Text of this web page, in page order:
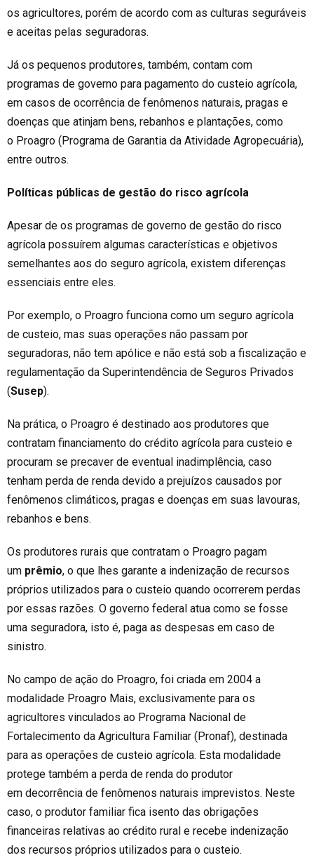
os agricultores, porém de acordo com as culturas seguráveis
e aceitas pelas seguradoras.
Já os pequenos produtores, também, contam com
programas de governo para pagamento do custeio agrícola,
em casos de ocorrência de fenômenos naturais, pragas e
doenças que atinjam bens, rebanhos e plantações, como
o Proagro (Programa de Garantia da Atividade Agropecuária),
entre outros.
Políticas públicas de gestão do risco agrícola
Apesar de os programas de governo de gestão do risco
agrícola possuírem algumas características e objetivos
semelhantes aos do seguro agrícola, existem diferenças
essenciais entre eles.
Por exemplo, o Proagro funciona como um seguro agrícola
de custeio, mas suas operações não passam por
seguradoras, não tem apólice e não está sob a fiscalização e
regulamentação da Superintendência de Seguros Privados
(Susep).
Na prática, o Proagro é destinado aos produtores que
contratam financiamento do crédito agrícola para custeio e
procuram se precaver de eventual inadimplência, caso
tenham perda de renda devido a prejuízos causados por
fenômenos climáticos, pragas e doenças em suas lavouras,
rebanhos e bens.
Os produtores rurais que contratam o Proagro pagam
um prêmio, o que lhes garante a indenização de recursos
próprios utilizados para o custeio quando ocorrerem perdas
por essas razões. O governo federal atua como se fosse
uma seguradora, isto é, paga as despesas em caso de
sinistro.
No campo de ação do Proagro, foi criada em 2004 a
modalidade Proagro Mais, exclusivamente para os
agricultores vinculados ao Programa Nacional de
Fortalecimento da Agricultura Familiar (Pronaf), destinada
para as operações de custeio agrícola. Esta modalidade
protege também a perda de renda do produtor
em decorrência de fenômenos naturais imprevistos. Neste
caso, o produtor familiar fica isento das obrigações
financeiras relativas ao crédito rural e recebe indenização
dos recursos próprios utilizados para o custeio.